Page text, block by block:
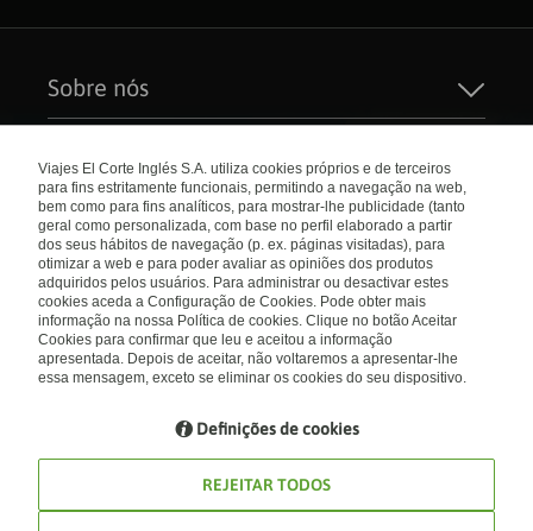
Sobre nós
Quem Somos
Seguros de Viagem
Carreiras
El Corte Inglés
Catálogos
Check-in Online
Condições Gerais
Política de privacidade
Política de Cookies
Empresas/ Grupos
Livro de Reclamações
Internacional
Portugal
Visite nosso blog
Blog de Viajes el Corte inglés
Viajes El Corte Inglés S.A. utiliza cookies próprios e de terceiros
para fins estritamente funcionais, permitindo a navegação na web,
bem como para fins analíticos, para mostrar-lhe publicidade (tanto
geral como personalizada, com base no perfil elaborado a partir
dos seus hábitos de navegação (p. ex. páginas visitadas), para
otimizar a web e para poder avaliar as opiniões dos produtos
adquiridos pelos usuários. Para administrar ou desactivar estes
cookies aceda a Configuração de Cookies. Pode obter mais
informação na nossa Política de cookies. Clique no botão Aceitar
Cookies para confirmar que leu e aceitou a informação
apresentada. Depois de aceitar, não voltaremos a apresentar-lhe
essa mensagem, exceto se eliminar os cookies do seu dispositivo.
REJEITAR TODOS
Definições de cookies